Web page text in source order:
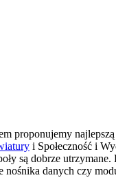
i Społeczność i
są dobrze
nośnika danych czy